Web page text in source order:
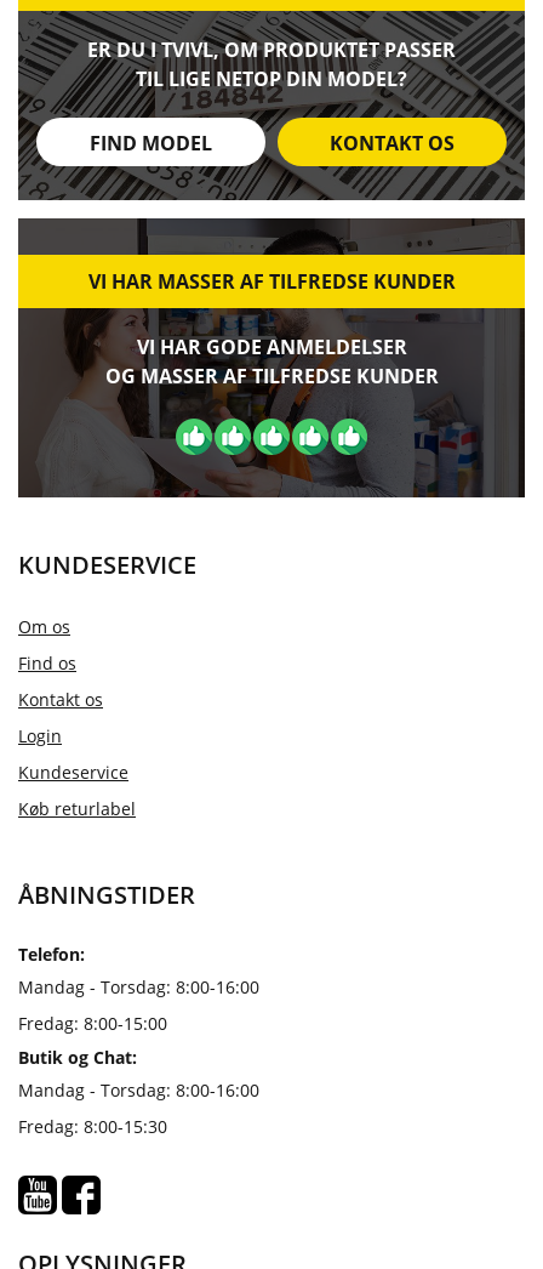
ER DU I TVIVL, OM PRODUKTET PASSER
TIL LIGE NETOP DIN MODEL?
FIND MODEL KONTAKT OS
VI HAR MASSER AF TILFREDSE KUNDER
VI HAR GODE ANMELDELSER
OG MASSER AF TILFREDSE KUNDER
KUNDESERVICE
Om os
Find os
Kontakt os
Login
Kundeservice
Køb returlabel
ÅBNINGSTIDER
Telefon:
Mandag - Torsdag: 8:00-16:00
Fredag: 8:00-15:00
Butik og Chat:
Mandag - Torsdag: 8:00-16:00
Fredag: 8:00-15:30